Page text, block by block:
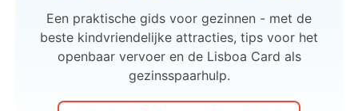
Een praktische gids voor gezinnen - met de
beste kindvriendelijke attracties, tips voor het
openbaar vervoer en de Lisboa Card als
gezinsspaarhulp.